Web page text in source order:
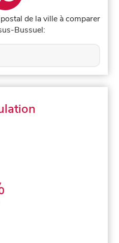
de la ville à comparer
Bussuel: